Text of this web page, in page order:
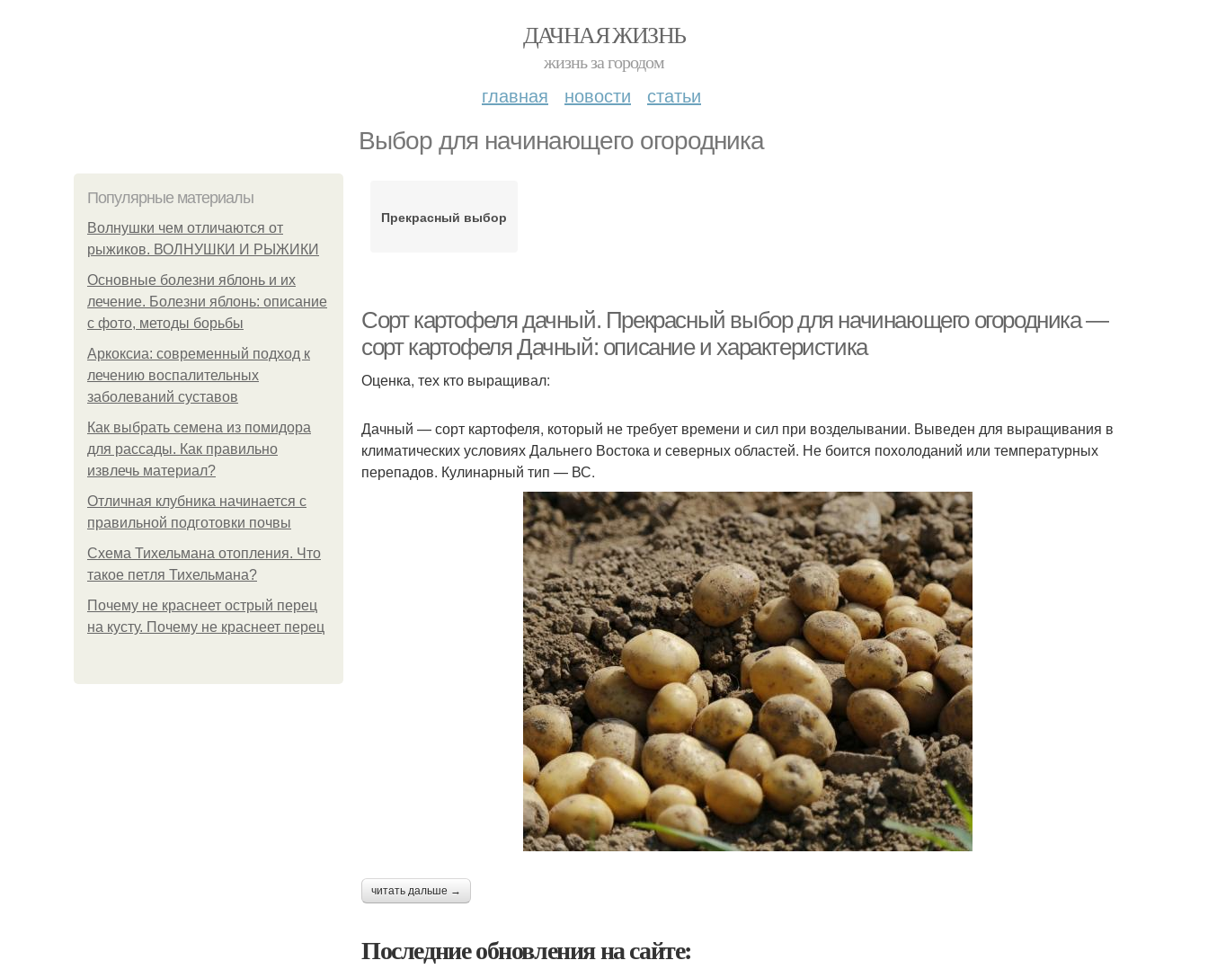
ДАЧНАЯ ЖИЗНЬ
жизнь за городом
главная новости статьи
Выбор для начинающего огородника
Популярные материалы
Волнушки чем отличаются от
рыжиков. ВОЛНУШКИ И РЫЖИКИ
Основные болезни яблонь и их
лечение. Болезни яблонь: описание
с фото, методы борьбы
Аркоксиа: современный подход к
лечению воспалительных
заболеваний суставов
Как выбрать семена из помидора
для рассады. Как правильно
извлечь материал?
Отличная клубника начинается с
правильной подготовки почвы
Схема Тихельмана отопления. Что
такое петля Тихельмана?
Почему не краснеет острый перец
на кусту. Почему не краснеет перец
Прекрасный выбор
Сорт картофеля дачный. Прекрасный выбор для начинающего огородника —
сорт картофеля Дачный: описание и характеристика
Оценка, тех кто выращивал:
Дачный — сорт картофеля, который не требует времени и сил при возделывании. Выведен для выращивания в
климатических условиях Дальнего Востока и северных областей. Не боится похолоданий или температурных
перепадов. Кулинарный тип — ВС.
читать дальше →
Последние обновления на сайте: